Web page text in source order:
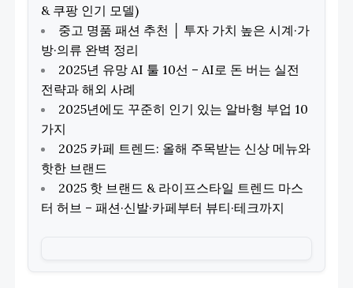
& 쿠팡 인기 모델)
중고 명품 패션 추천 │ 투자 가치 높은 시계·가
방·의류 완벽 정리
2025년 유망 AI 툴 10선 – AI로 돈 버는 실전
전략과 해외 사례
2025년에도 꾸준히 인기 있는 알바형 부업 10
가지
2025 카페 트렌드: 올해 주목받는 신상 메뉴와
핫한 브랜드
2025 핫 브랜드 & 라이프스타일 트렌드 마스
터 허브 – 패션·신발·카페부터 뷰티·테크까지